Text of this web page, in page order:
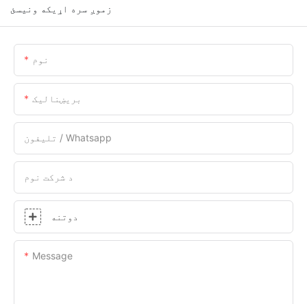
زموږ سره اړیکه ونیسئ
نوم
بریښنالیک
تلیفون / Whatsapp
د شرکت نوم
دوتنه
Message